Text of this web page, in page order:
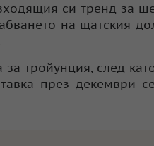
си тренд за
на щатския
тройунция, след
през декември